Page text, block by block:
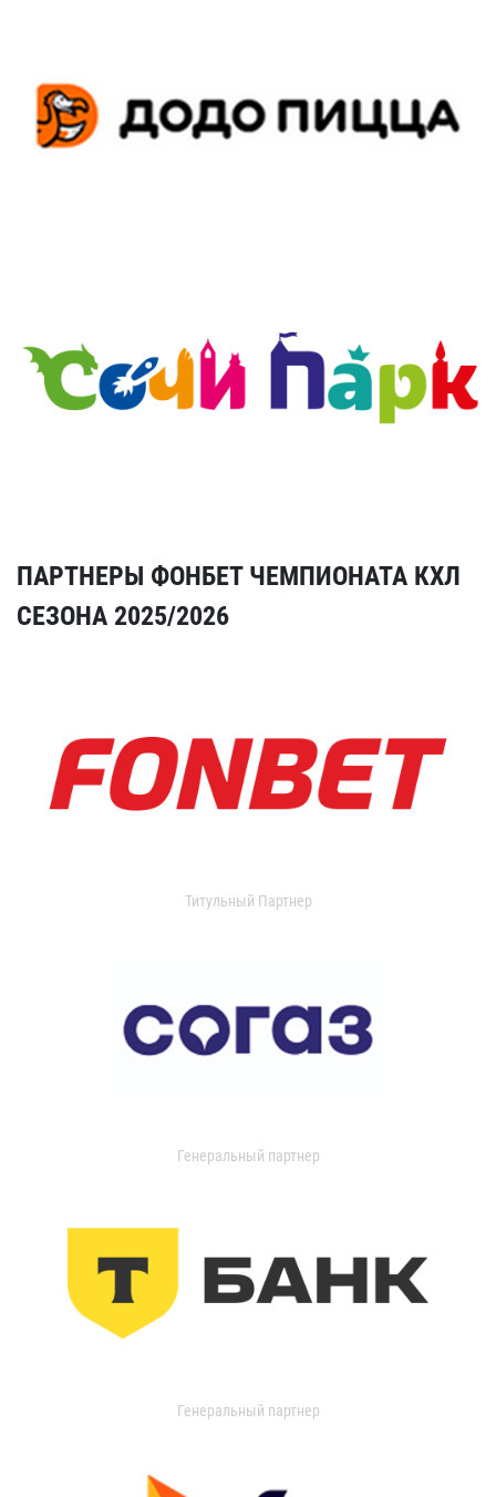
ПАРТНЕРЫ ФОНБЕТ ЧЕМПИОНАТА КХЛ
СЕЗОНА 2025/2026
Титульный Партнер
Генеральный партнер
Генеральный партнер